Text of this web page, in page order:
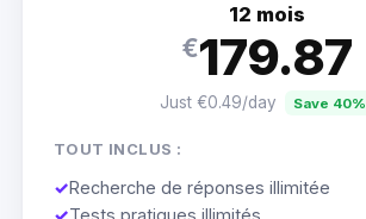
12 mois
€179.87
Just €0.49/day Save 40%
TOUT INCLUS :
✓Recherche de réponses illimitée
✓Tests pratiques illimités